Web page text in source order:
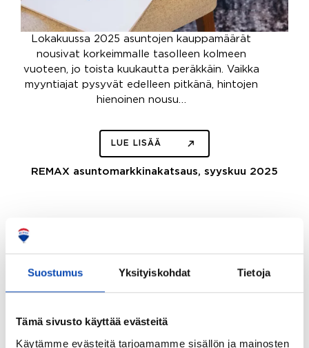
Suostumus Yksityiskohdat Tietoja
Tämä sivusto käyttää evästeitä
Käytämme evästeitä tarjoamamme sisällön ja mainosten
Lokakuussa 2025 asuntojen kauppamäärät
nousivat korkeimmalle tasolleen kolmeen
vuoteen, jo toista kuukautta peräkkäin. Vaikka
myyntiajat pysyvät edelleen pitkänä, hintojen
hienoinen nousu…
LUE LISÄÄ
REMAX asuntomarkkinakatsaus, syyskuu 2025